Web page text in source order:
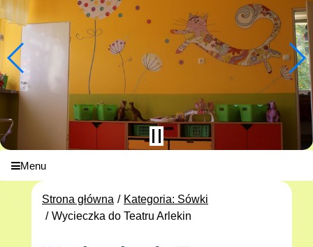
Menu
Strona główna
Kategoria: Sówki
Wycieczka do Teatru Arlekin